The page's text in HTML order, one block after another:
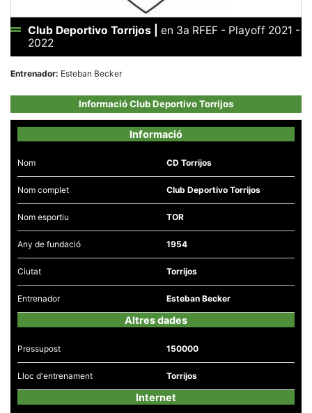
Club Deportivo Torrijos
en 3a RFEF - Playoff 2021 -
2022
Entrenador: Esteban Becker
Informació Club Deportivo Torrijos
Informació
Nom CD Torrijos
Nom complet Club Deportivo Torrijos
Nom esportiu TOR
Any de fundació 1954
Ciutat Torrijos
Entrenador Esteban Becker
Altres dades
Pressupost 150000
Lloc d'entrenament Torrijos
Internet
Aquestes
cookies no
són
opcionals,
són
per al
funcionament
tècnic de la
web.
Estadístiques
Recopilem
de manera
anònima d'ús
del lloc web
la funcionalitat
i la seva
Experiència
d'usuari
Alguns